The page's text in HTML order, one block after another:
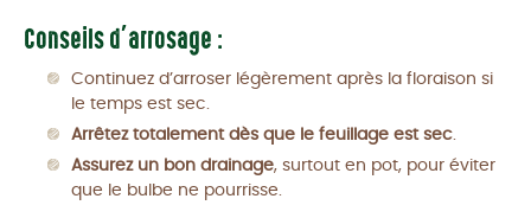
Conseils d’arrosage :
Continuez d’arroser légèrement après la floraison si
le temps est sec.
Arrêtez totalement dès que le feuillage est sec.
Assurez un bon drainage, surtout en pot, pour éviter
que le bulbe ne pourrisse.